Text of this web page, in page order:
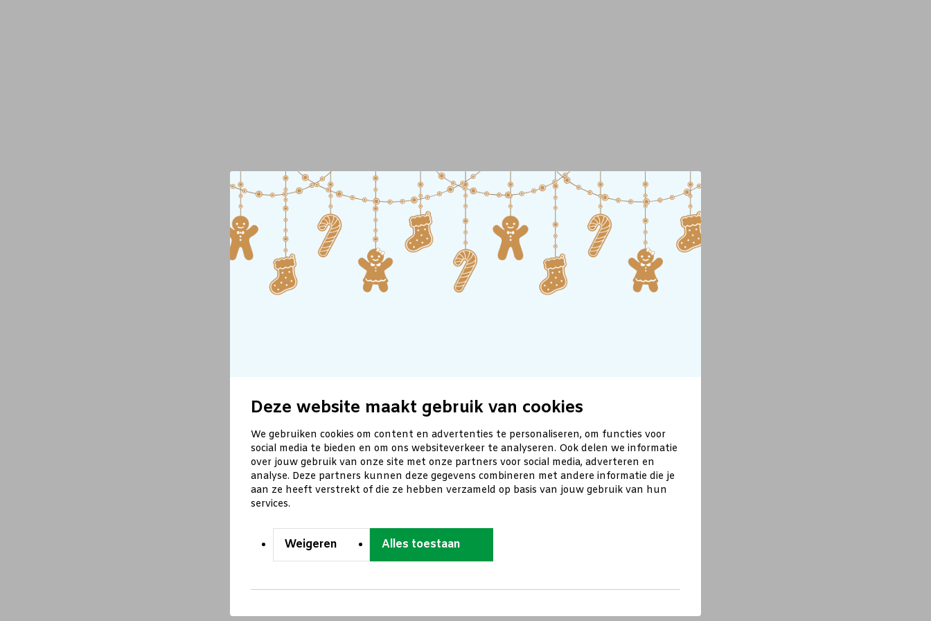
Deze website maakt gebruik van cookies
We gebruiken cookies om content en advertenties te personaliseren, om functies voor
social media te bieden en om ons websiteverkeer te analyseren. Ook delen we informatie
over jouw gebruik van onze site met onze partners voor social media, adverteren en
analyse. Deze partners kunnen deze gegevens combineren met andere informatie die je
aan ze heeft verstrekt of die ze hebben verzameld op basis van jouw gebruik van hun
services.
Weigeren Alles toestaan